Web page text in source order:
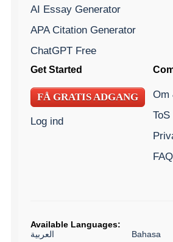
AI Essay Generator
APA Citation Generator
ChatGPT Free
Get Started
FÅ GRATIS ADGANG
Log ind
Om
ToS
FAQ
Available Languages:
العربية
Bahasa